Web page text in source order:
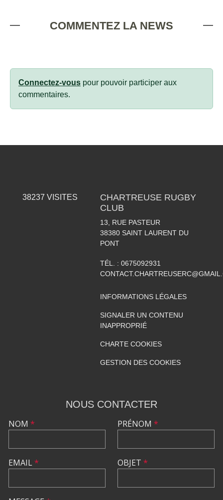
COMMENTEZ LA NEWS
Connectez-vous pour pouvoir participer aux
commentaires.
38237 VISITES
CHARTREUSE RUGBY
CLUB
13, RUE PASTEUR
38380 SAINT LAURENT DU
PONT
TÉL. : 0675092931
INFORMATIONS LÉGALES
SIGNALER UN CONTENU
INAPPROPRIÉ
CHARTE COOKIES
GESTION DES COOKIES
NOUS CONTACTER
NOM *
EMAIL*
PRÉNOM *
OBJET *